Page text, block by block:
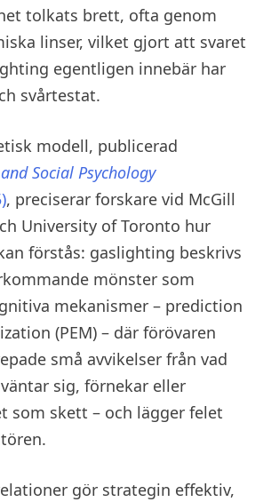
tolkats brett, ofta genom
linser, vilket gjort att svaret
egentligen innebär har
svårtestat.
modell, publicerad
Social Psychology
, preciserar forskare vid McGill
University of Toronto hur
förstås: gaslighting beskrivs
mönster som
mekanismer – prediction
(PEM) – där förövaren
små avvikelser från vad
sig, förnekar eller
som skett – och lägger felet
gör strategin effektiv,